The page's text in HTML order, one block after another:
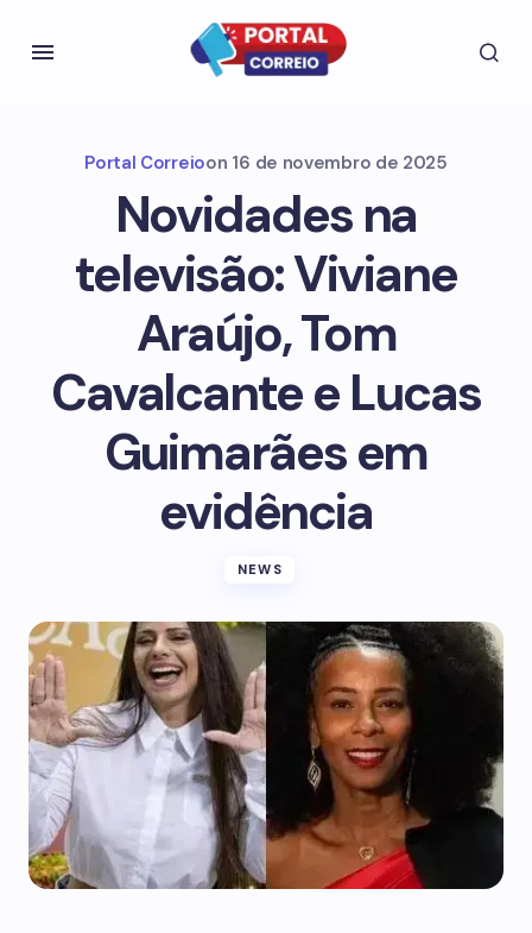
Portal Correioon 16 de novembro de 2025
Novidades na
televisão: Viviane
Araújo, Tom
Cavalcante e Lucas
Guimarães em
evidência
NEWS